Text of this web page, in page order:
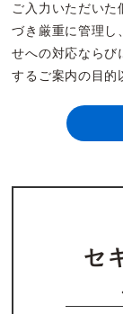
ご入力いただいた
づき厳重に管理し
せへの対応ならび
するご案内の目的
セ